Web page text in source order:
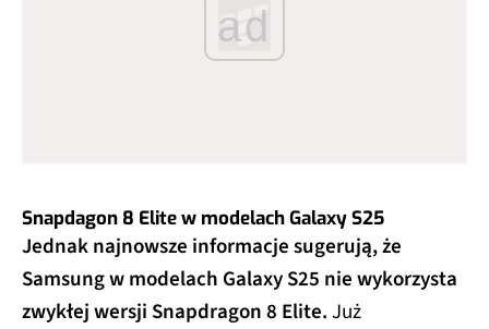
ad
Snapdagon 8 Elite w modelach Galaxy S25
Jednak najnowsze informacje sugerują, że
Samsung w modelach Galaxy S25 nie wykorzysta
zwykłej wersji Snapdragon 8 Elite.Już